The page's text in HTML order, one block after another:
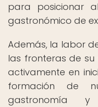
para posicionar
gastronómico de
Además, la labor
las fronteras de
activamente en
formación de
gastronomía